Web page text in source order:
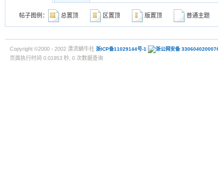
帖子图例： 总置顶 区置顶 版置顶 普通主
Copyright ©2000 - 2002 漂流蜗牛社 浙ICP备11029144号-1 浙公网安备
页面执行时间 0.01953 秒, 0 次数据查询